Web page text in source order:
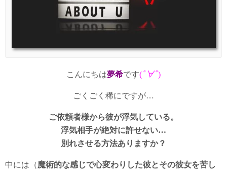
こんにちは夢希です(ﾟ∀ﾟ)
ごくごく稀にですが…
ご依頼者様から彼が浮気している。
浮気相手が絶対に許せない…
別れさせる方法ありますか？
中には（魔術的な感じで心変わりした彼とその彼女を苦し